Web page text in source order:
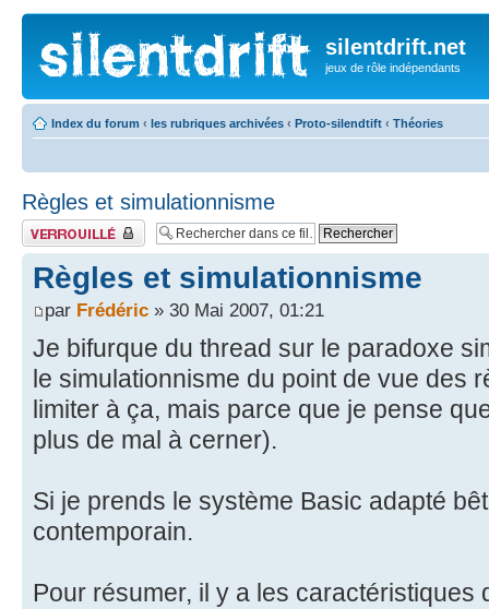
silentdrift.net
jeux de rôle indépendants
Index du forum ‹ les rubriques archivées ‹ Proto-silendtift ‹ Théories
Règles et simulationnisme
Fil verrouillé
Règles et simulationnisme
par Frédéric » 30 Mai 2007, 01:21
Je bifurque du thread sur le paradoxe
le simulationnisme du point de vue des
limiter à ça, mais parce que je pense
plus de mal à cerner).
Si je prends le système Basic adapté
contemporain.
Pour résumer, il y a les caractéristiques